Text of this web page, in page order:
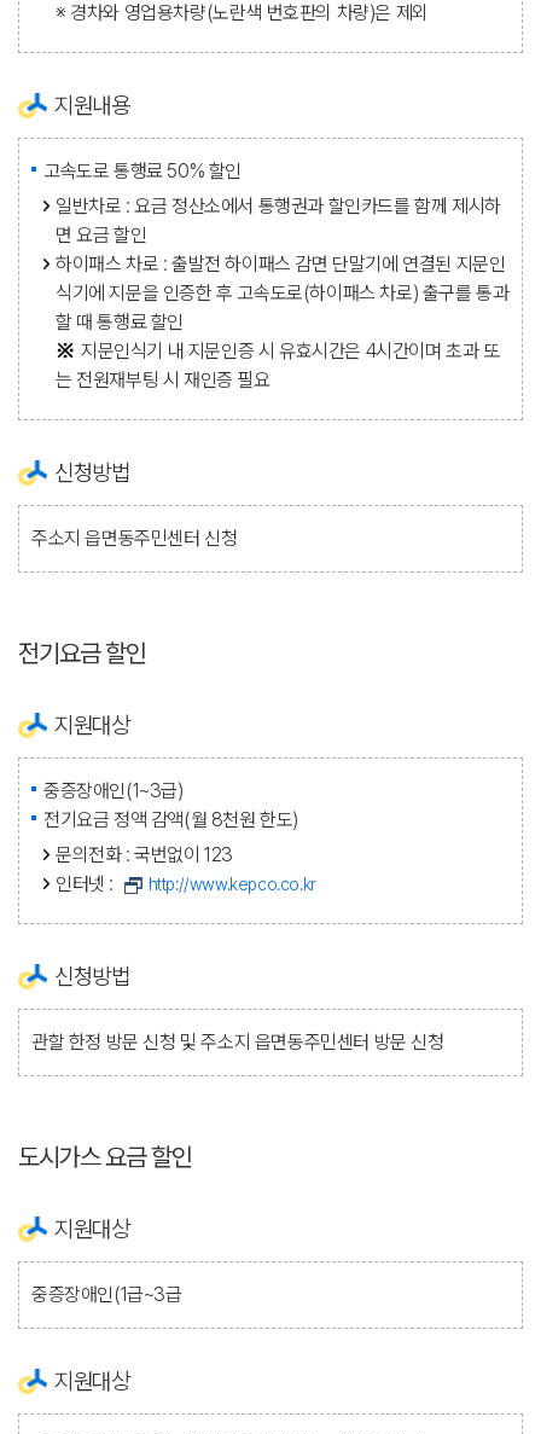
※ 경차와 영업용차량(노란색 번호판의 차량)은 제외
지원내용
고속도로 통행료 50% 할인
일반차로 : 요금 정산소에서 통행권과 할인카드를 함께 제시하
면 요금 할인
하이패스 차로 : 출발전 하이패스 감면 단말기에 연결된 지문인
식기에 지문을 인증한 후 고속도로(하이패스 차로) 출구를 통과
할 때 통행료 할인
지문인식기 내 지문인증 시 유효시간은 4시간이며 초과 또
는 전원재부팅 시 재인증 필요
신청방법
주소지 읍면동주민센터 신청
전기요금 할인
지원대상
중증장애인(1~3급)
전기요금 정액 감액(월 8천원 한도)
문의전화 : 국번없이 123
인터넷 :
http://www.kepco.co.kr
신청방법
관할 한정 방문 신청 및 주소지 읍면동주민센터 방문 신청
도시가스 요금 할인
지원대상
중증장애인(1급~3급
지원대상